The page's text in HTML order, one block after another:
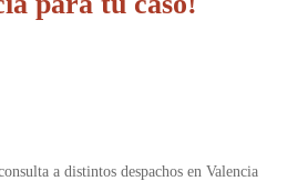
a distintos despachos en Valencia